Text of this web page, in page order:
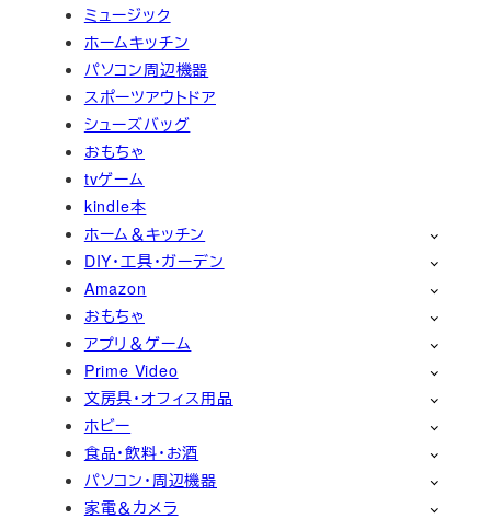
ミュージック
ホームキッチン
パソコン周辺機器
スポーツアウトドア
シューズバッグ
おもちゃ
tvゲーム
kindle本
ホーム＆キッチン
DIY・工具・ガーデン
Amazon
おもちゃ
アプリ＆ゲーム
Prime Video
文房具・オフィス用品
ホビー
食品・飲料・お酒
パソコン・周辺機器
家電＆カメラ